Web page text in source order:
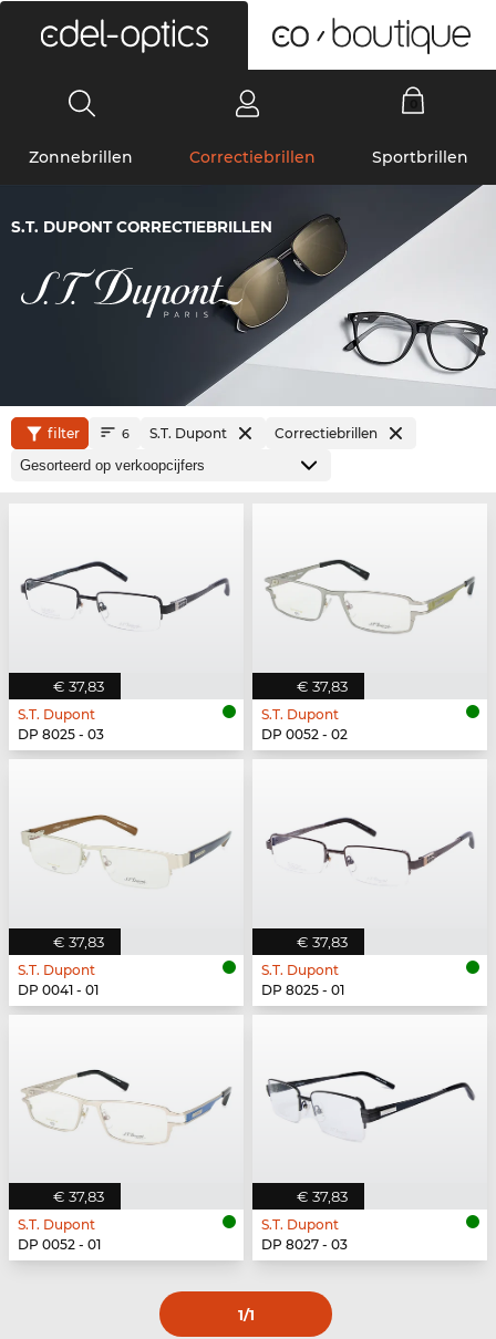
Zonnebrillen Correctiebrillen Sportbrillen
S.T. DUPONT CORRECTIEBRILLEN
filter 6 S.T. Dupont Correctiebrillen
€ 37,83
S.T. Dupont
DP 8025 - 03
€ 37,83
S.T. Dupont
DP 0052 - 02
€ 37,83
S.T. Dupont
DP 0041 - 01
€ 37,83
S.T. Dupont
DP 8025 - 01
€ 37,83
S.T. Dupont
DP 0052 - 01
€ 37,83
S.T. Dupont
DP 8027 - 03
1/1